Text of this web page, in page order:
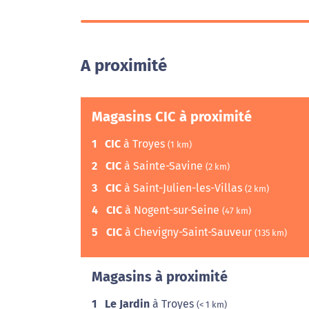
A proximité
Magasins CIC à proximité
1 CIC à Troyes (1 km)
2 CIC à Sainte-Savine (2 km)
3 CIC à Saint-Julien-les-Villas (2 km)
4 CIC à Nogent-sur-Seine (47 km)
5 CIC à Chevigny-Saint-Sauveur (135 km)
Magasins à proximité
1 Le Jardin à Troyes (< 1 km)